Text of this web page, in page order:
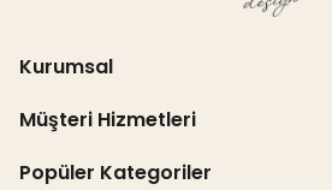
Kurumsal
Müşteri Hizmetleri
Popüler Kategoriler